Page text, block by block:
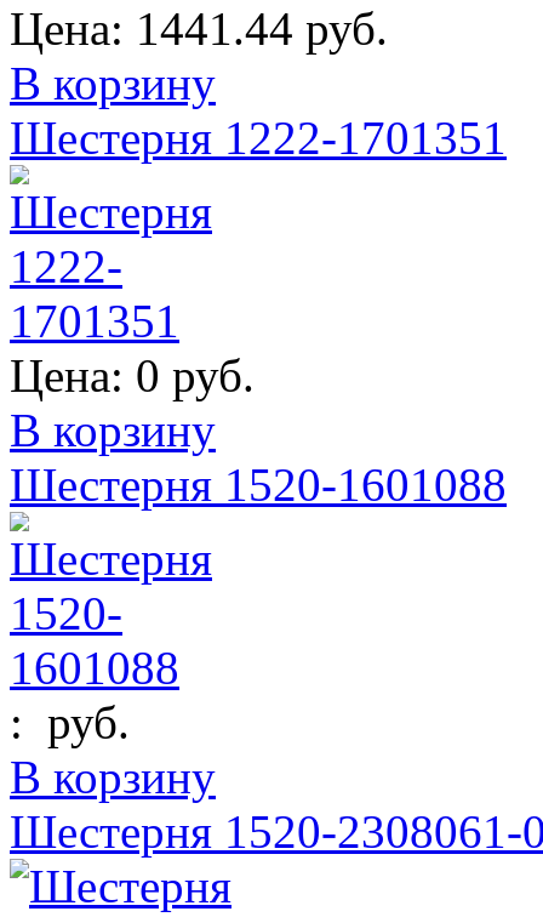
Цена: 1441.44 руб.
В корзину
Шестерня 1222-1701351
Цена: 0 руб.
В корзину
Шестерня 1520-1601088
: руб.
В корзину
Шестерня 1520-2308061-